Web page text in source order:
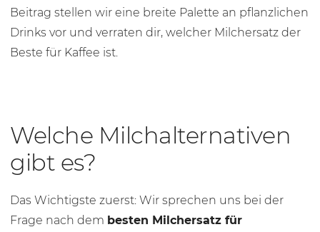
Beitrag stellen wir eine breite Palette an pflanzlichen
Drinks vor und verraten dir, welcher Milchersatz der
Beste für Kaffee ist.
Welche Milchalternativen
gibt es?
Das Wichtigste zuerst: Wir sprechen uns bei der
Frage nach dem besten Milchersatz für